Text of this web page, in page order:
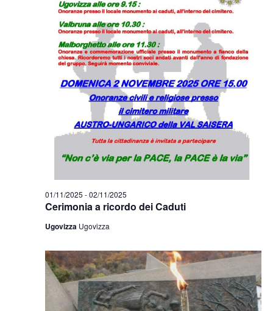
Cerimonia a ricordo dei Caduti
01/11/2025 -02/11/2025
Ugovizza Ugovizza